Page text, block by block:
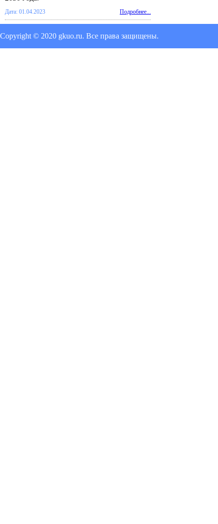
Дата: 01.04.2023 Подробнее...
Copyright © 2020 gkuo.ru. Все права защищены.